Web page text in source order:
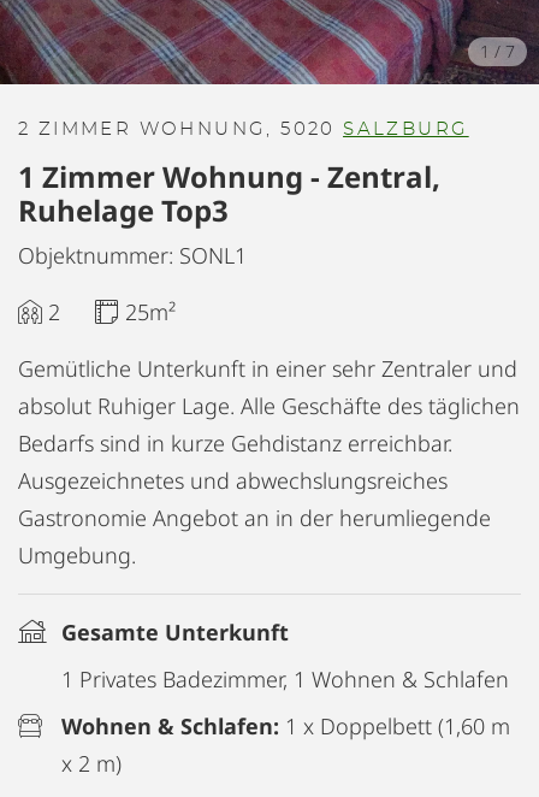
1 / 7
2 ZIMMER WOHNUNG, 5020 SALZBURG
1 Zimmer Wohnung - Zentral,
Ruhelage Top3
Objektnummer: SONL1
2
25m²
Gemütliche Unterkunft in einer sehr Zentraler und
absolut Ruhiger Lage. Alle Geschäfte des täglichen
Bedarfs sind in kurze Gehdistanz erreichbar.
Ausgezeichnetes und abwechslungsreiches
Gastronomie Angebot an in der herumliegende
Umgebung.
Gesamte Unterkunft
1 Privates Badezimmer, 1 Wohnen & Schlafen
Wohnen & Schlafen: 1 x Doppelbett (1,60 m
x 2 m)